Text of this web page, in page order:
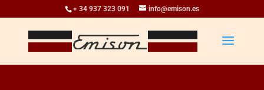
+ 34 937 323 091 info@emison.es